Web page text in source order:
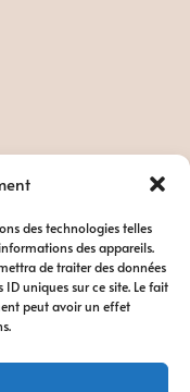
des technologies telles
des appareils.
de traiter des données
uniques sur ce site. Le fait
peut avoir un effet